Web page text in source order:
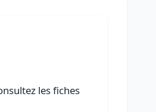
les fiches